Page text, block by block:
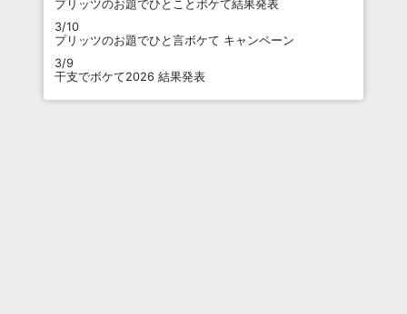
プリッツのお題でひとことボケて結果発表
3/10
プリッツのお題でひと言ボケて キャンペーン
3/9
干支でボケて2026 結果発表